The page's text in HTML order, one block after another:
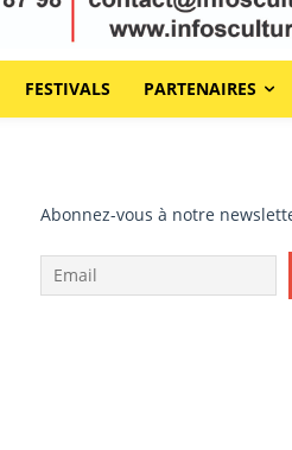
FESTIVALS PARTENAIRES
Abonnez-vous à notre